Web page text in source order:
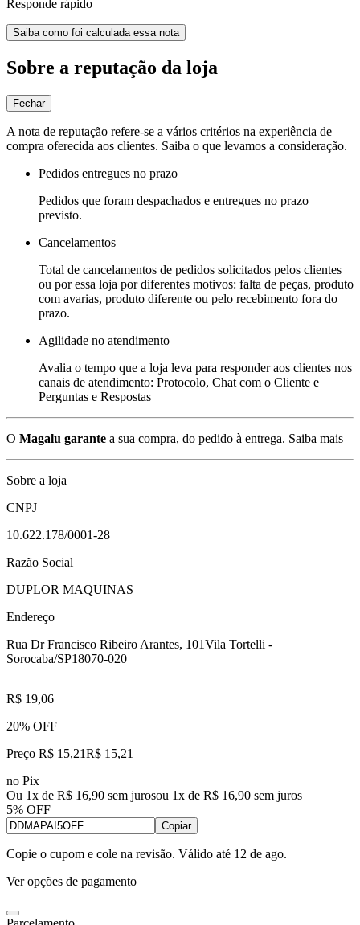
Responde rápido
Saiba como foi calculada essa nota
Sobre a reputação da loja
Fechar
A nota de reputação refere-se a vários critérios na experiência de
compra oferecida aos clientes. Saiba o que levamos a consideração.
Pedidos entregues no prazo
Pedidos que foram despachados e entregues no prazo
previsto.
Cancelamentos
Total de cancelamentos de pedidos solicitados pelos clientes
ou por essa loja por diferentes motivos: falta de peças, produto
com avarias, produto diferente ou pelo recebimento fora do
prazo.
Agilidade no atendimento
Avalia o tempo que a loja leva para responder aos clientes nos
canais de atendimento: Protocolo, Chat com o Cliente e
Perguntas e Respostas
O Magalu garante a sua compra, do pedido à entrega. Saiba mais
Sobre a loja
CNPJ
10.622.178/0001-28
Razão Social
DUPLOR MAQUINAS
Endereço
Rua Dr Francisco Ribeiro Arantes, 101Vila Tortelli -
Sorocaba/SP18070-020
R$ 19,06
20% OFF
Preço R$ 15,21R$ 15,21
no Pix
Ou 1x de R$ 16,90 sem jurosou 1x de R$ 16,90 sem juros
5% OFF
Copiar
Copie o cupom e cole na revisão. Válido até 12 de ago.
Ver opções de pagamento